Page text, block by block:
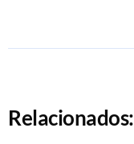
Relacionados: